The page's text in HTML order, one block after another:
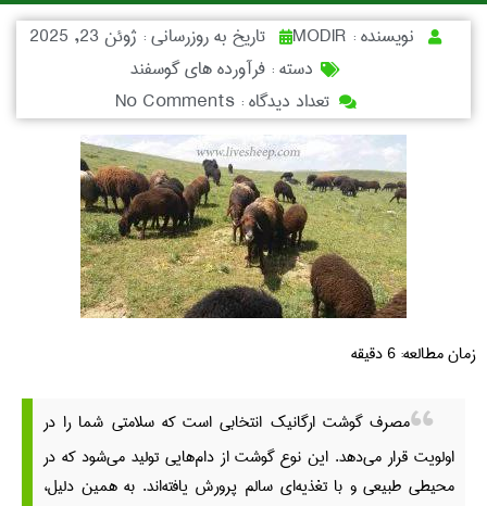
نویسنده : تاریخ به روزرسانی : ژوئن 23, 2025
دسته : فرآورده های گوسفند
تعداد دیدگاه :No Comments
زمان مطالعه:6دقیقه
مصرف گوشت ارگانیک انتخابی است که سلامتی شما را در
اولویت قرار می‌دهد. این نوع گوشت از دام‌هایی تولید می‌شود که در
محیطی طبیعی و با تغذیه‌ای سالم پرورش یافته‌اند. به همین دلیل،